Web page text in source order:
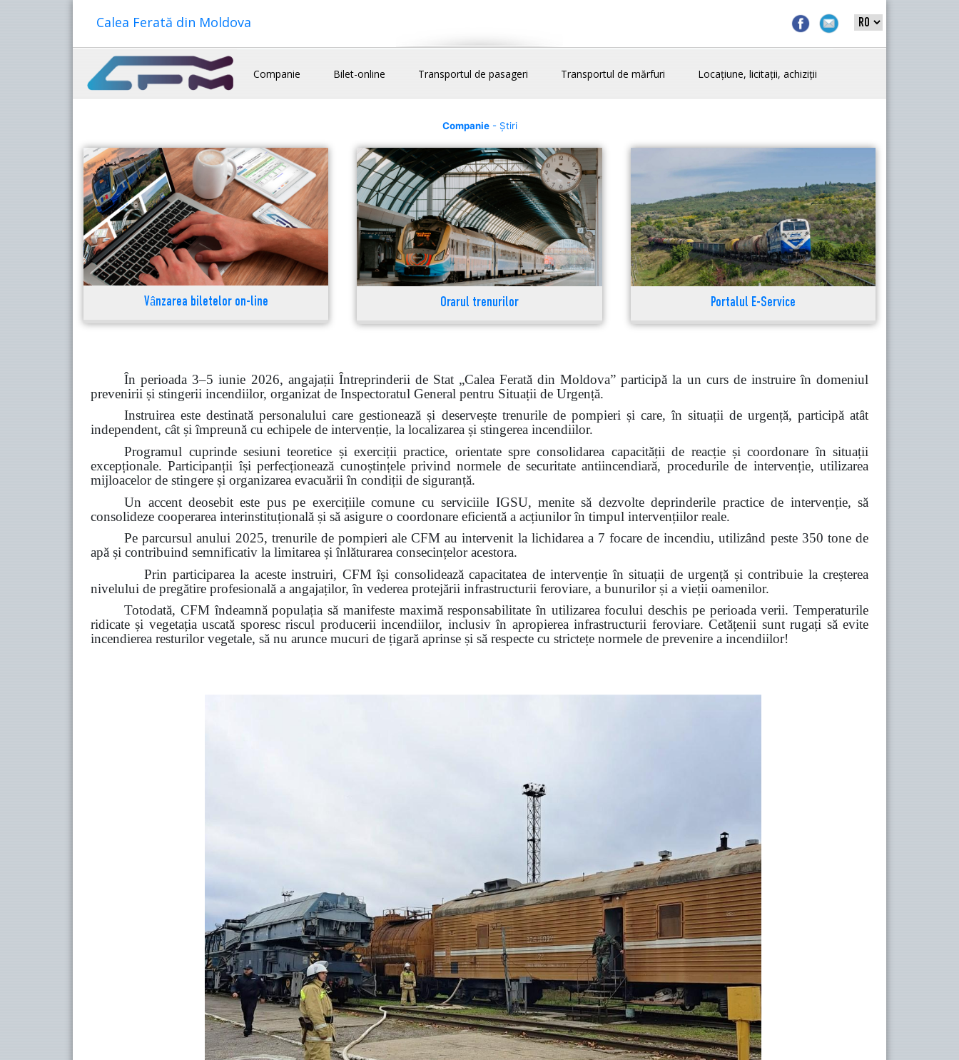
Calea Ferată din Moldova
Companie Bilet-online Transportul de pasageri Transportul de mărfuri Locațiune, licitații, achiziții
Companie- Știri
Vânzarea biletelor on-line Orarul trenurilor Portalul E-Service
În perioada 3–5 iunie 2026, angajații Întreprinderii de Stat „Calea Ferată din Moldova” participă la un curs de instruire în domeniul
prevenirii și stingerii incendiilor, organizat de Inspectoratul General pentru Situații de Urgență.
Instruirea este destinată personalului care gestionează și deservește trenurile de pompieri și care, în situații de urgență, participă atât
independent, cât și împreună cu echipele de intervenție, la localizarea și stingerea incendiilor.
Programul cuprinde sesiuni teoretice și exerciții practice, orientate spre consolidarea capacității de reacție și coordonare în situații
excepționale. Participanții își perfecționează cunoștințele privind normele de securitate antiincendiară, procedurile de intervenție, utilizarea
mijloacelor de stingere și organizarea evacuării în condiții de siguranță.
Un accent deosebit este pus pe exercițiile comune cu serviciile IGSU, menite să dezvolte deprinderile practice de intervenție, să
consolideze cooperarea interinstituțională și să asigure o coordonare eficientă a acțiunilor în timpul intervențiilor reale.
Pe parcursul anului 2025, trenurile de pompieri ale CFM au intervenit la lichidarea a 7 focare de incendiu, utilizând peste 350 tone de
apă și contribuind semnificativ la limitarea și înlăturarea consecințelor acestora.
Prin participarea la aceste instruiri, CFM își consolidează capacitatea de intervenție în situații de urgență și contribuie la creșterea
nivelului de pregătire profesională a angajaților, în vederea protejării infrastructurii feroviare, a bunurilor și a vieții oamenilor.
Totodată, CFM îndeamnă populația să manifeste maximă responsabilitate în utilizarea focului deschis pe perioada verii. Temperaturile
ridicate și vegetația uscată sporesc riscul producerii incendiilor, inclusiv în apropierea infrastructurii feroviare. Cetățenii sunt rugați să evite
incendierea resturilor vegetale, să nu arunce mucuri de țigară aprinse și să respecte cu strictețe normele de prevenire a incendiilor!